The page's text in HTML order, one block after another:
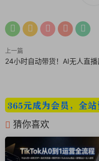
│ 23.【多多进宝】什么是多
│ 24.【多多进宝】多多进宝
│ 25.【平台活动】限时秒
│ 26.【平台活动】四步玩
│ 27.【平台活动】9.9特卖
│ 28.【平台活动】平台全年
上一篇
24小时自动带货！AI无人直播
猜你喜欢